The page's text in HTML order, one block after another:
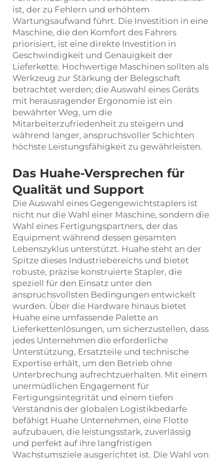
ist, der zu Fehlern und erhöhtem
Wartungsaufwand führt. Die Investition in eine
Maschine, die den Komfort des Fahrers
priorisiert, ist eine direkte Investition in
Geschwindigkeit und Genauigkeit der
Lieferkette. Hochwertige Maschinen sollten als
Werkzeug zur Stärkung der Belegschaft
betrachtet werden; die Auswahl eines Geräts
mit herausragender Ergonomie ist ein
bewährter Weg, um die
Mitarbeiterzufriedenheit zu steigern und
während langer, anspruchsvoller Schichten
höchste Leistungsfähigkeit zu gewährleisten.
Das Huahe-Versprechen für
Qualität und Support
Die Auswahl eines Gegengewichtstaplers ist
nicht nur die Wahl einer Maschine, sondern die
Wahl eines Fertigungspartners, der das
Equipment während dessen gesamten
Lebenszyklus unterstützt. Huahe steht an der
Spitze dieses Industriebereichs und bietet
robuste, präzise konstruierte Stapler, die
speziell für den Einsatz unter den
anspruchsvollsten Bedingungen entwickelt
wurden. Über die Hardware hinaus bietet
Huahe eine umfassende Palette an
Lieferkettenlösungen, um sicherzustellen, dass
jedes Unternehmen die erforderliche
Unterstützung, Ersatzteile und technische
Expertise erhält, um den Betrieb ohne
Unterbrechung aufrechtzuerhalten. Mit einem
unermüdlichen Engagement für
Fertigungsintegrität und einem tiefen
Verständnis der globalen Logistikbedarfe
befähigt Huahe Unternehmen, eine Flotte
aufzubauen, die leistungsstark, zuverlässig
und perfekt auf ihre langfristigen
Wachstumsziele ausgerichtet ist. Die Wahl von